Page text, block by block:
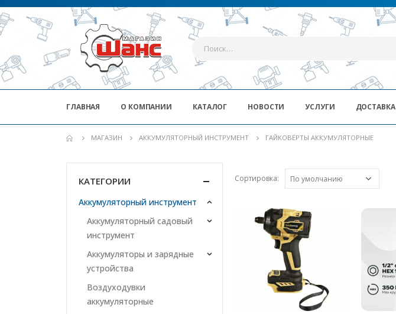
ГЛАВНАЯ О КОМПАНИИ КАТАЛОГ НОВОСТИ УСЛУГИ ДОСТАВКА
МАГАЗИН АККУМУЛЯТОРНЫЙ ИНСТРУМЕНТ ГАЙКОВЁРТЫ АККУМУЛЯТОРНЫЕ
Сортировка:
КАТЕГОРИИ
Аккумуляторный инструмент
Аккумуляторный садовый
инструмент
Аккумуляторы и зарядные
устройства
Воздуходувки
аккумуляторные